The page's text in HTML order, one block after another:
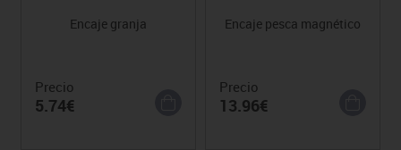
Encaje granja
Precio
5.74€
Encaje pesca magnético
Precio
13.96€